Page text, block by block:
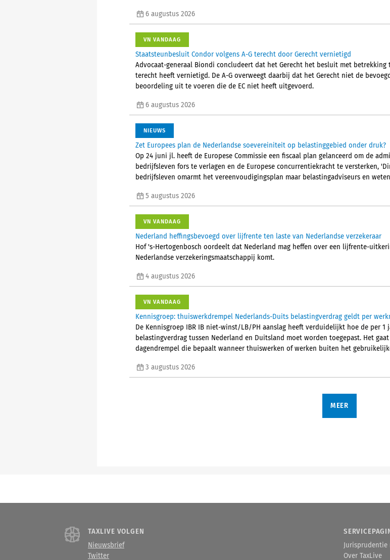
6 augustus 2026
VN VANDAAG
Staatsteunbesluit Condor volgens A-G terecht door Gerecht vernietigd
Advocaat-generaal Biondi concludeert dat het Gerecht het besluit met
terecht heeft vernietigd. De A-G overweegt daarbij dat het Gerecht niet de
beoordeling uit te voeren die de EC niet heeft uitgevoerd.
6 augustus 2026
NIEUWS
Zet Europees plan de Nederlandse soevereiniteit op belastinggebied onder druk?
Op 24 juni jl. heeft de Europese Commissie een fiscaal plan gelanceerd om de
bedrijfsleven fors te verlagen en de Europese concurrentiekracht te versterken,
bedrijfsleven omarmt het vereenvoudigingsplan maar belastingadviseurs en
5 augustus 2026
VN VANDAAG
Nederland heffingsbevoegd over lijfrente ten laste van Nederlandse verzekeraar
Hof 's-Hertogenbosch oordeelt dat Nederland mag heffen over een lijfrente-
Nederlandse verzekeringsmaatschappij komt.
4 augustus 2026
VN VANDAAG
Kennisgroep: thuiswerkdrempel Nederlands-Duits belastingverdrag geldt per
De Kennisgroep IBR IB niet-winst/LB/PH aanslag heeft verduidelijkt hoe de per
belastingverdrag tussen Nederland en Duitsland moet worden toegepast. Het
dagendrempel die bepaalt wanneer thuiswerken of werken buiten het
3 augustus 2026
MEER
TAXLIVE VOLGEN
Nieuwsbrief
Twitter
Jurisprudentie
Over TaxLive